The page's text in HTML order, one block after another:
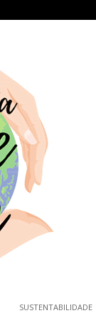
SUSTENTABILIDADE